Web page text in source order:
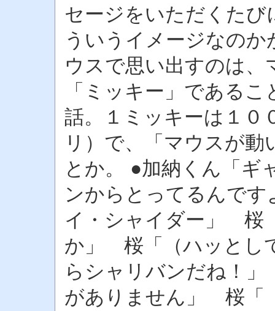
セージをいただくた
ういうイメージなの
ウスで思い出すのは、
「ミッキー」である
話。１ミッキーは１０
リ）で、「マウスが
とか。 ●加納くん「ギ
ンからとってるんで
イ・シャイダー」 桜
か」 桜「（ハッとし
らシャリバンだね！
がありません」 桜「